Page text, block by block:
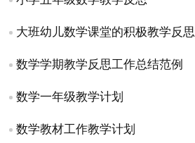
大班幼儿数学课堂的积极教学反思
数学学期教学反思工作总结范例
数学一年级教学计划
数学教材工作教学计划